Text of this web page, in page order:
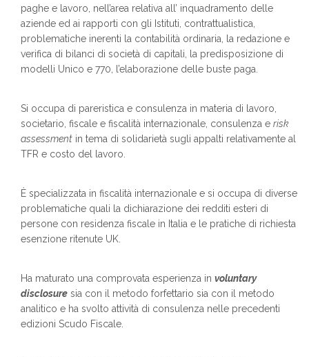
paghe e lavoro, nell’area relativa all’ inquadramento delle
aziende ed ai rapporti con gli Istituti, contrattualistica,
problematiche inerenti la contabilità ordinaria, la redazione e
verifica di bilanci di società di capitali, la predisposizione di
modelli Unico e 770, l’elaborazione delle buste paga.
Si occupa di pareristica e consulenza in materia di lavoro,
societario, fiscale e fiscalità internazionale, consulenza e risk
assessment in tema di solidarietà sugli appalti relativamente al
TFR e costo del lavoro.
È specializzata in fiscalità internazionale e si occupa di diverse
problematiche quali la dichiarazione dei redditi esteri di
persone con residenza fiscale in Italia e le pratiche di richiesta
esenzione ritenute UK.
Ha maturato una comprovata esperienza in voluntary
disclosure sia con il metodo forfettario sia con il metodo
analitico e ha svolto attività di consulenza nelle precedenti
edizioni Scudo Fiscale.